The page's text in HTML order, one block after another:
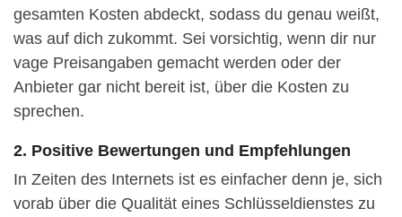
gesamten Kosten abdeckt, sodass du genau weißt,
was auf dich zukommt. Sei vorsichtig, wenn dir nur
vage Preisangaben gemacht werden oder der
Anbieter gar nicht bereit ist, über die Kosten zu
sprechen.
2. Positive Bewertungen und Empfehlungen
In Zeiten des Internets ist es einfacher denn je, sich
vorab über die Qualität eines Schlüsseldienstes zu